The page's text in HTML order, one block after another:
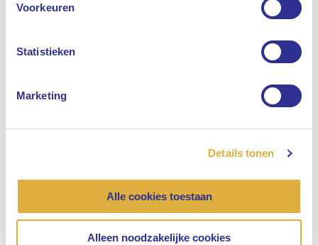
Voorkeuren
Statistieken
Marketing
Details tonen
Alle cookies toestaan
Alleen noodzakelijke cookies